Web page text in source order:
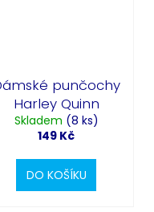
punčochy
Harley Quinn
Skladem (8 ks)
149 Kč
DO KOŠÍKU